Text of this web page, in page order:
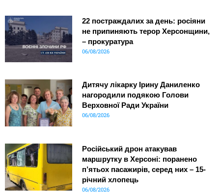
22 постраждалих за день: росіяни
не припиняють терор Херсонщини,
– прокуратура
06/08/2026
Дитячу лікарку Ірину Даниленко
нагородили подякою Голови
Верховної Ради України
06/08/2026
Російський дрон атакував
маршрутку в Херсоні: поранено
п’ятьох пасажирів, серед них – 15-
річний хлопець
06/08/2026